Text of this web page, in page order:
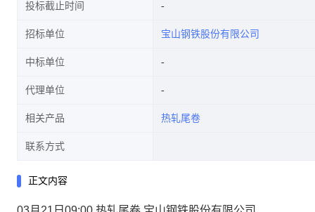
投标截止时间
招标单位 宝山钢铁股份有限公司
中标单位
代理单位
相关产品 热轧尾卷
联系方式
正文内容